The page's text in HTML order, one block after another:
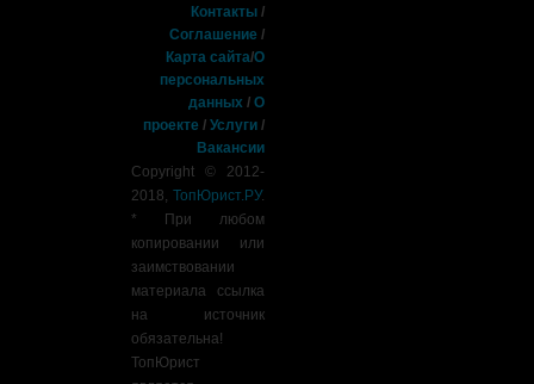
Контакты /
Соглашение /
Карта сайта/О
персональных
данных /О
проекте /Услуги /
Вакансии
Copyright © 2012-
2018,ТопЮрист.РУ.
* При любом
копировании или
заимствовании
материала ссылка
на источник
обязательна!
ТопЮрист